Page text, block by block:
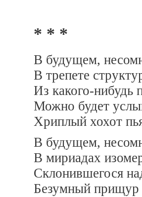
* * *
В будущем,
В трепете
Из какого-нибудь
Можно будет
Хриплый хохот
В будущем,
В мириадах
Склонившегося
Безумный прищур